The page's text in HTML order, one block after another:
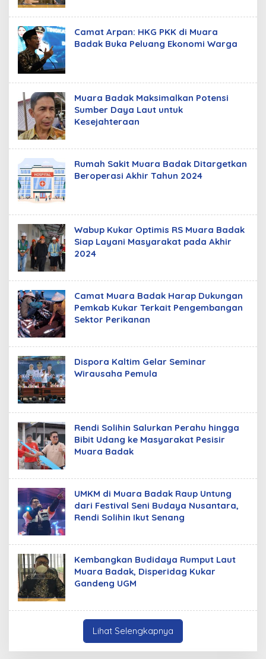
Camat Arpan: HKG PKK di Muara
Badak Buka Peluang Ekonomi Warga
Muara Badak Maksimalkan Potensi
Sumber Daya Laut untuk
Kesejahteraan
Rumah Sakit Muara Badak Ditargetkan
Beroperasi Akhir Tahun 2024
Wabup Kukar Optimis RS Muara Badak
Siap Layani Masyarakat pada Akhir
2024
Camat Muara Badak Harap Dukungan
Pemkab Kukar Terkait Pengembangan
Sektor Perikanan
Dispora Kaltim Gelar Seminar
Wirausaha Pemula
Rendi Solihin Salurkan Perahu hingga
Bibit Udang ke Masyarakat Pesisir
Muara Badak
UMKM di Muara Badak Raup Untung
dari Festival Seni Budaya Nusantara,
Rendi Solihin Ikut Senang
Kembangkan Budidaya Rumput Laut
Muara Badak, Disperidag Kukar
Gandeng UGM
Lihat Selengkapnya